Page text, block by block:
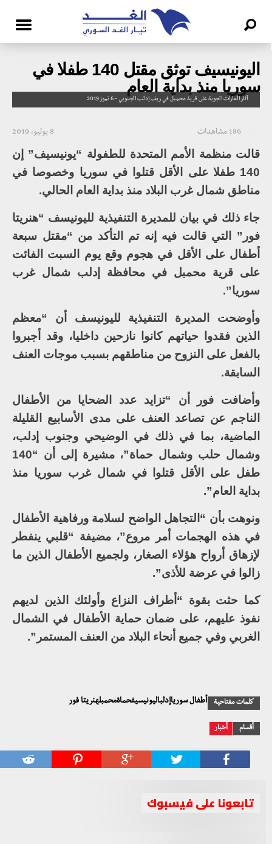
اليونيسيف توثق مقتل 140 طفلا في
سوريا منذ بداية العام
آثار الغارات الجوية على قرية محمبل في ريف إدلب الجنوبي - 6 تموز 2019
8 يوليو، 2019 186 مشاهدات
قالت منظمة الأمم المتحدة للطفولة “يونيسيف” إن
140 طفلا على الأقل قتلوا في سوريا وخصوصا في
مناطق شمال غرب البلاد منذ بداية العام الحالي.
جاء ذلك في بيان للمديرة التنفيذية لليونيسف “هنريتا
فور” التي قالت فيه إنه تم التأكد من “مقتل سبعة
أطفال على الأقل في هجوم وقع يوم السبت الفائت
على قرية محمبل في محافظة إدلب شمال غرب
سوريا”.
وأوضحت المديرة التنفيذية لليونيسف أن “معظم
الذين فقدوا حياتهم كانوا نازحين داخليا، وقد أجبروا
بالفعل على النزوح من مناطقهم بسبب موجات العنف
السابقة.
وأضافت فور أن “تزايد عدد الضحايا من الأطفال
الناجم عن تصاعد العنف على مدى الأسابيع القليلة
الماضية، بما في ذلك في الوضيحي وجنوب إدلب،
وشمال حلب وشمال حماة”، مشيرة إلى أن “140
طفل على الأقل قتلوا في شمال غرب سوريا منذ
بداية العام”.
ونوهت بأن “التجاهل الواضح لسلامة ورفاهية الأطفال
في هذه الهجمات أمر مروع”، مضيفة “قلبي ينفطر
لإزهاق أرواح هؤلاء الصغار، ولجميع الأطفال الذين ما
زالوا في عرضة للأذى”.
كما حثت بقوة “أطراف النزاع وأولئك الذين لديهم
نفوذ عليهم، على ضمان حماية الأطفال في الشمال
الغربي وفي جميع أنحاء البلاد من العنف المستمر”.
كلمات مفتاحية أطفال سورياإدلباليونيسيفحماةمحمبلهنريتا فور
أقسام أخبار
تابعونا على فيسبوك